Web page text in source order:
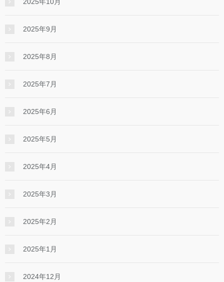
2025年9月
2025年8月
2025年7月
2025年6月
2025年5月
2025年4月
2025年3月
2025年2月
2025年1月
2024年12月